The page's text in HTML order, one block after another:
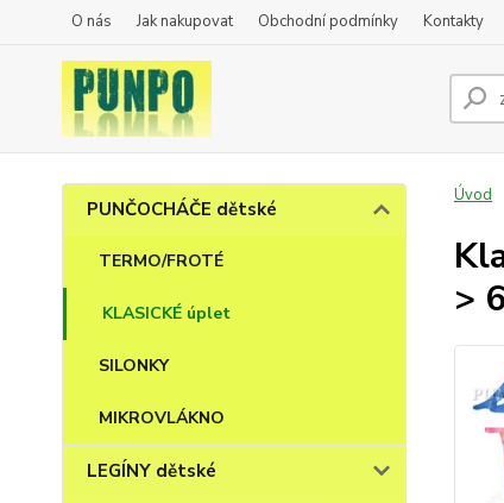
O nás Jak nakupovat Obchodní podmínky Kontakty
PUNČOCHÁČE dětské
TERMO/FROTÉ
KLASICKÉ úplet
SILONKY
MIKROVLÁKNO
LEGÍNY dětské
Úvod
>